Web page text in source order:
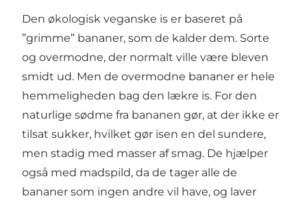
Den økologisk veganske is er baseret på
”grimme” bananer, som de kalder dem. Sorte
og overmodne, der normalt ville være bleven
smidt ud. Men de overmodne bananer er hele
hemmeligheden bag den lækre is. For den
naturlige sødme fra bananen gør, at der ikke er
tilsat sukker, hvilket gør isen en del sundere,
men stadig med masser af smag. De hjælper
også med madspild, da de tager alle de
bananer som ingen andre vil have, og laver